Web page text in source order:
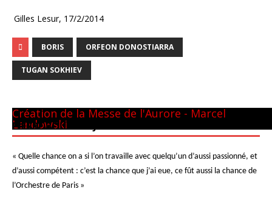
Gilles Lesur, 17/2/2014
BORIS ORFEON DONOSTIARRA
TUGAN SOKHIEV
Panthéon - 22 mai 1981
CM GUILINI
Arthur & Daniel
à New-York
avec L. Naouri à Orange
A Tel-Aviv
Avec Michel Plasson
Dernier requiem à Turin
Concert inaugural - Te Deum de Berlioz
Avec Seiji Ozawa
Création de la Messe de l'Aurore - Marcel
Landowski
PIERRE BOULEZ – JUIN 2013
« Quelle chance on a si l’on travaille avec quelqu’un d’aussi passionné, et
d’aussi compétent : c’est la chance que j’ai eue, ce fût aussi la chance de
l’Orchestre de Paris »